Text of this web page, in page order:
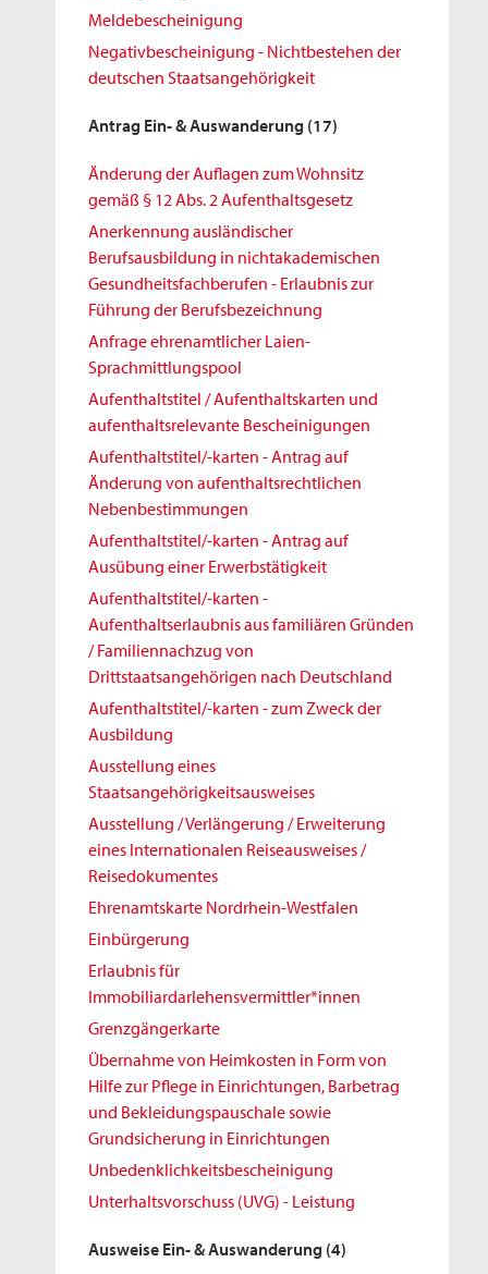
Meldebescheinigung
Negativbescheinigung - Nichtbestehen der
deutschen Staatsangehörigkeit
Antrag Ein- & Auswanderung (17)
Änderung der Auflagen zum Wohnsitz
gemäß § 12 Abs. 2 Aufenthaltsgesetz
Anerkennung ausländischer
Berufsausbildung in nichtakademischen
Gesundheitsfachberufen - Erlaubnis zur
Führung der Berufsbezeichnung
Anfrage ehrenamtlicher Laien-
Sprachmittlungspool
Aufenthaltstitel / Aufenthaltskarten und
aufenthaltsrelevante Bescheinigungen
Aufenthaltstitel/-karten - Antrag auf
Änderung von aufenthaltsrechtlichen
Nebenbestimmungen
Aufenthaltstitel/-karten - Antrag auf
Ausübung einer Erwerbstätigkeit
Aufenthaltstitel/-karten -
Aufenthaltserlaubnis aus familiären Gründen
/ Familiennachzug von
Drittstaatsangehörigen nach Deutschland
Aufenthaltstitel/-karten - zum Zweck der
Ausbildung
Ausstellung eines
Staatsangehörigkeitsausweises
Ausstellung / Verlängerung / Erweiterung
eines Internationalen Reiseausweises /
Reisedokumentes
Ehrenamtskarte Nordrhein-Westfalen
Einbürgerung
Erlaubnis für
Immobiliardarlehensvermittler*innen
Grenzgängerkarte
Übernahme von Heimkosten in Form von
Hilfe zur Pflege in Einrichtungen, Barbetrag
und Bekleidungspauschale sowie
Grundsicherung in Einrichtungen
Unbedenklichkeitsbescheinigung
Unterhaltsvorschuss (UVG) - Leistung
Ausweise Ein- & Auswanderung (4)